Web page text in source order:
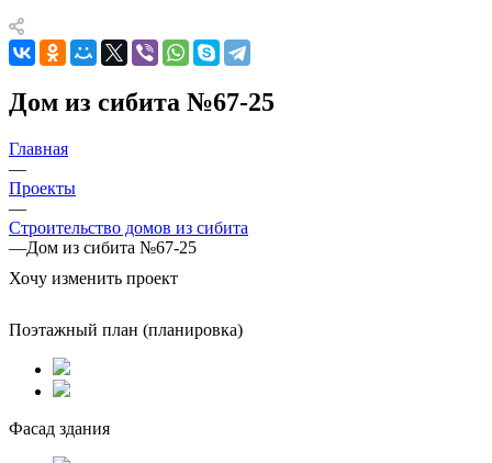
Дом из сибита №67-25
Главная
—
Проекты
—
Строительство домов из сибита
—Дом из сибита №67-25
Хочу изменить проект
Поэтажный план (планировка)
Фасад здания